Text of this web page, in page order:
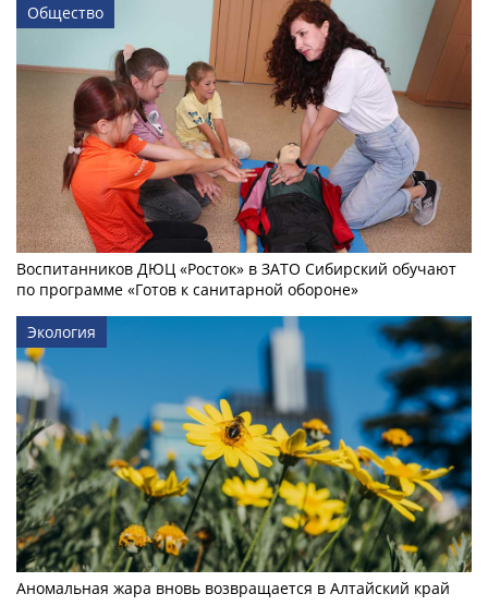
Общество
Воспитанников ДЮЦ «Росток» в ЗАТО Сибирский обучают
по программе «Готов к санитарной обороне»
Экология
Аномальная жара вновь возвращается в Алтайский край